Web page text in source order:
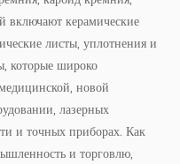
включают керамические
листы, уплотнения и
которые широко
новой
лазерных
и точных приборах. Как
и торговлю,